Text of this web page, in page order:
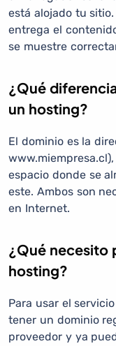
está alojado tu
entrega el
se muestre
¿Qué
un hosting?
El dominio es la
espacio donde se
este. Ambos son
en Internet.
¿Qué necesito
hosting?
Para usar el
tener un dominio
proveedor y ya